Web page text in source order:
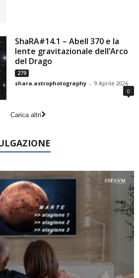
ShaRA#14.1 – Abell 370 e la
lente gravitazionale dell’Arco
del Drago
279
shara.astrophotography - 9 Aprile 2026
0
Carica altri